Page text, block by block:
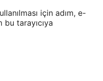
için adım, e-
tarayıcıya